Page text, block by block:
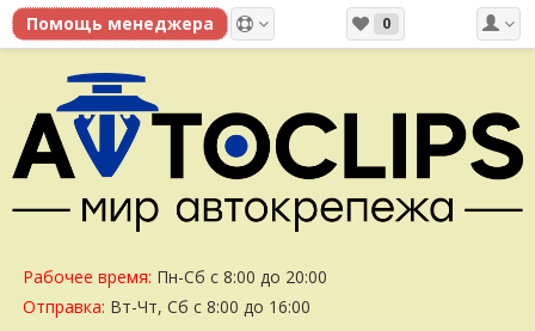
0
Рабочее время: Пн-Сб с 8:00 до 20:00
Отправка: Вт-Чт, Сб с 8:00 до 16:00